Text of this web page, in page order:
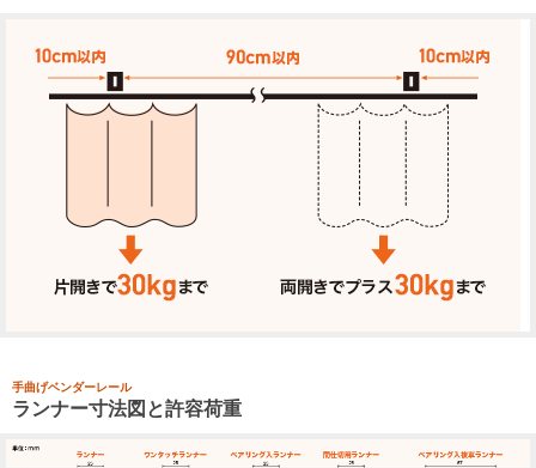
手曲げベンダーレール
ランナー寸法図と許容荷重